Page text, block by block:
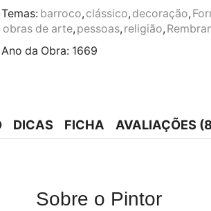
Temas: barroco, clássico, decoração,
obras de arte, pessoas, religião,
Ano da Obra: 1669
DICAS FICHA AVALIAÇÕES
Sobre o Pintor